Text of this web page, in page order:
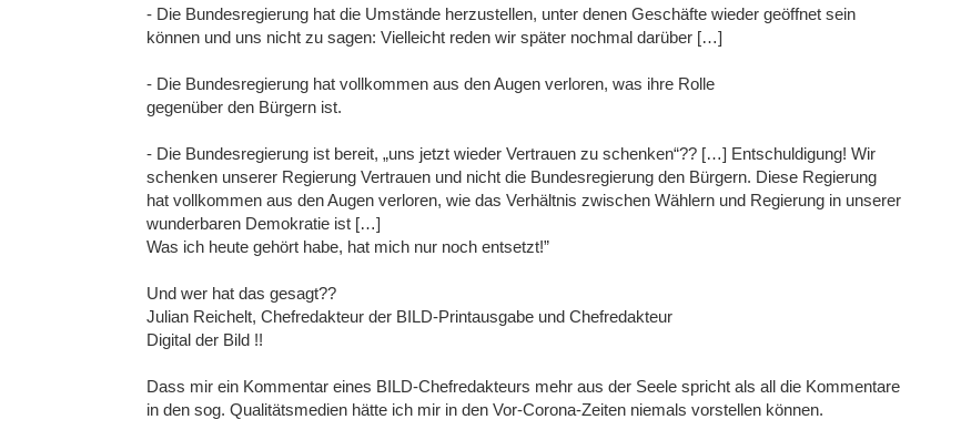
- Die Bundesregierung hat die Umstände herzustellen, unter denen Geschäfte wieder geöffnet sein
können und uns nicht zu sagen: Vielleicht reden wir später nochmal darüber […]
- Die Bundesregierung hat vollkommen aus den Augen verloren, was ihre Rolle
gegenüber den Bürgern ist.
- Die Bundesregierung ist bereit, „uns jetzt wieder Vertrauen zu schenken“?? […] Entschuldigung! Wir
schenken unserer Regierung Vertrauen und nicht die Bundesregierung den Bürgern. Diese Regierung
hat vollkommen aus den Augen verloren, wie das Verhältnis zwischen Wählern und Regierung in unserer
wunderbaren Demokratie ist […]
Was ich heute gehört habe, hat mich nur noch entsetzt!”
Und wer hat das gesagt??
Julian Reichelt, Chefredakteur der BILD-Printausgabe und Chefredakteur
Digital der Bild !!
Dass mir ein Kommentar eines BILD-Chefredakteurs mehr aus der Seele spricht als all die Kommentare
in den sog. Qualitätsmedien hätte ich mir in den Vor-Corona-Zeiten niemals vorstellen können.